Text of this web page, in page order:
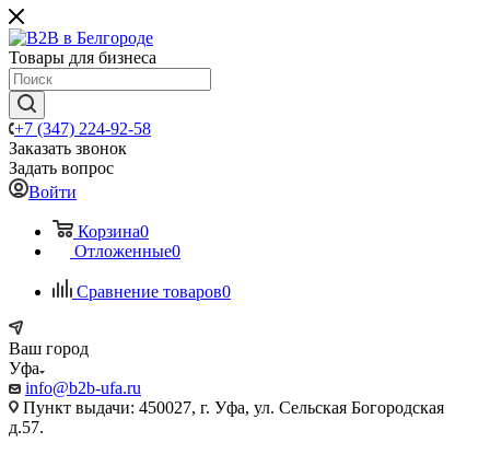
Товары для бизнеса
+7 (347) 224-92-58
Заказать звонок
Задать вопрос
Войти
Корзина0
Отложенные0
Сравнение товаров0
Ваш город
Уфа
info@b2b-ufa.ru
Пункт выдачи: 450027, г. Уфа, ул. Сельская Богородская
д.57.